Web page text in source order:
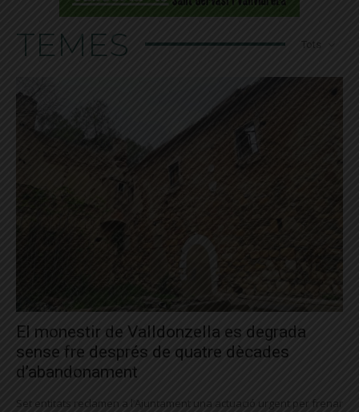
TEMES Tots
El monestir de Valldonzella es degrada
sense fre després de quatre dècades
d’abandonament
Set entitats reclamen a l’Ajuntament una actuació urgent per frenar